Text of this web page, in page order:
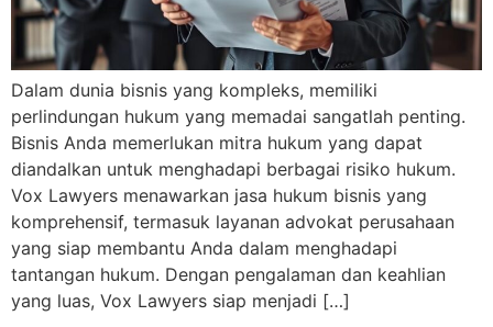
Dalam dunia bisnis yang kompleks, memiliki
perlindungan hukum yang memadai sangatlah penting.
Bisnis Anda memerlukan mitra hukum yang dapat
diandalkan untuk menghadapi berbagai risiko hukum.
Vox Lawyers menawarkan jasa hukum bisnis yang
komprehensif, termasuk layanan advokat perusahaan
yang siap membantu Anda dalam menghadapi
tantangan hukum. Dengan pengalaman dan keahlian
yang luas, Vox Lawyers siap menjadi […]